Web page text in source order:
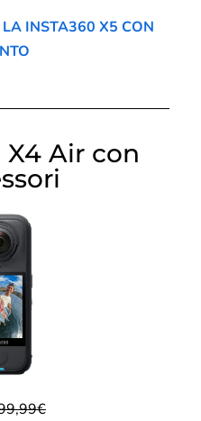
INSTA360 X5 CON
X4 Air con